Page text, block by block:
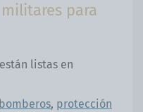
para
están listas en
bomberos, protección